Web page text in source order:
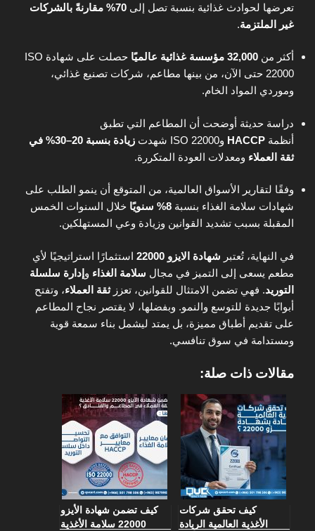
تعرضها لحوادث غذائية بنسبة تصل إلى
70% مقارنةً بالشركات
غير الملتزمة.
أكثر من 32,000 مؤسسة غذائية عالميًا
حصلت على شهادة ISO
22000 حتى الآن، من بينها مطاعم، شركات تصنيع غذائي،
وموردي المواد الخام.
دراسة حديثة أوضحت أن المطاعم التي تطبق
أنظمة HACCP وISO 22000 شهدت
زيادة بنسبة 20–30% في
ثقة العملاء ومعدلات العودة المتكررة.
وفقًا لتقارير الأسواق العالمية، من المتوقع أن ينمو الطلب على
شهادات سلامة الغذاء بنسبة 8% سنويًا
خلال السنوات الخمس
المقبلة بسبب تشديد القوانين وزيادة وعي المستهلكين.
في النهاية، تُعتبر شهادة الايزو 22000
استثمارًا استراتيجيًا لأي
مطعم يسعى إلى التميز في مجال سلامة الغذاء و إدارة سلسلة
التوريد. فهي تضمن الامتثال للقوانين، تعززثقة العملاء، وتفتح
أبوابًا جديدة للتوسع والنمو. وبفضلها، لا يقتصر نجاح المطاعم
على تقديم أطباق مميزة، بل يمتد ليشمل بناء سمعة قوية
ومستدامة في سوق تنافسي.
مقالات ذات صلة:
كيف تحقق شركات
الأغذية العالمية الريادة
كيف تضمن شهادة الأيزو
22000 سلامة الأغذية